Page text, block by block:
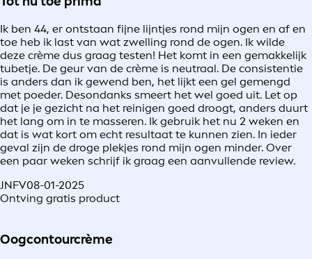
Ik ben 44, er ontstaan fijne lijntjes rond mijn ogen en af en
toe heb ik last van wat zwelling rond de ogen. Ik wilde
deze crème dus graag testen! Het komt in een gemakkelijk
tubetje. De geur van de crème is neutraal. De consistentie
is anders dan ik gewend ben, het lijkt een gel gemengd
met poeder. Desondanks smeert het wel goed uit. Let op
dat je je gezicht na het reinigen goed droogt, anders duurt
het lang om in te masseren. Ik gebruik het nu 2 weken en
dat is wat kort om echt resultaat te kunnen zien. In ieder
geval zijn de droge plekjes rond mijn ogen minder. Over
een paar weken schrijf ik graag een aanvullende review.
JNFV08-01-2025
Ontving gratis product
Oogcontourcrème